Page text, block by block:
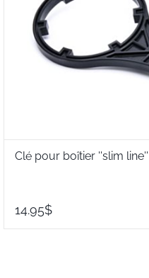
Clé pour boîtier ''slim
14.95$